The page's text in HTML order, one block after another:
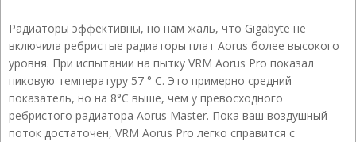
Радиаторы эффективны, но нам жаль, что Gigabyte не
включила ребристые радиаторы плат Aorus более высокого
уровня. При испытании на пытку VRM Aorus Pro показал
пиковую температуру 57 ° C. Это примерно средний
показатель, но на 8°C выше, чем у превосходного
ребристого радиатора Aorus Master. Пока ваш воздушный
поток достаточен, VRM Aorus Pro легко справится с